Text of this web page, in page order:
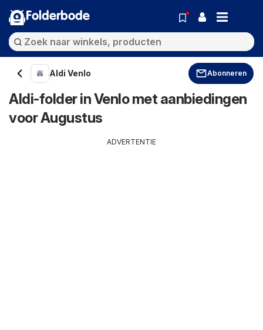
Folderbode
Aldi Venlo Abonneren
Aldi-folder in Venlo met aanbiedingen
voor Augustus
ADVERTENTIE